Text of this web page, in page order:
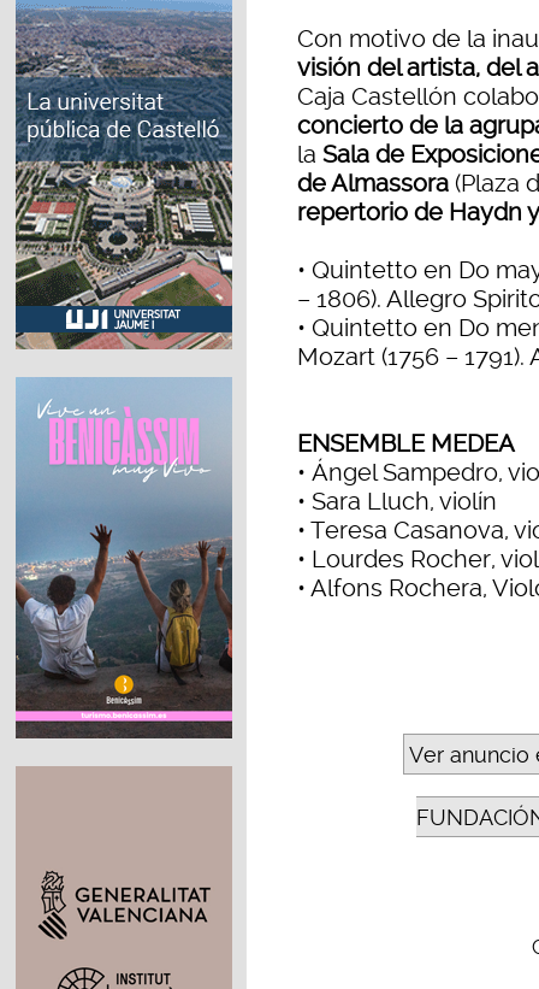
Con motivo de la
visión del artista, del
Caja Castellón
concierto de la
la Sala de
de Almassora (Plaza
repertorio de Haydn
• Quintetto en Do
– 1806). Allegro
• Quintetto en Do
Mozart (1756 – 1791).
ENSEMBLE MEDEA
• Ángel Sampedro,
• Sara Lluch, violín
• Teresa Casanova,
• Lourdes Rocher,
• Alfons Rochera,
Ver anuncio